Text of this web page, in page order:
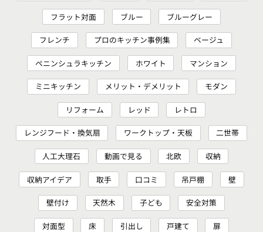
フラット対面 ブルー ブルーグレー
フレンチ プロのキッチン事例集 ベージュ
ペニンシュラキッチン ホワイト マンション
ミニキッチン メリット・デメリット モダン
リフォーム レッド レトロ
レンジフード・換気扇 ワークトップ・天板 二世帯
人工大理石 動画で見る 北欧 収納
収納アイデア 取手 口コミ 吊戸棚 壁
壁付け 天然木 子ども 安全対策
対面型 床 引出し 戸建て 扉